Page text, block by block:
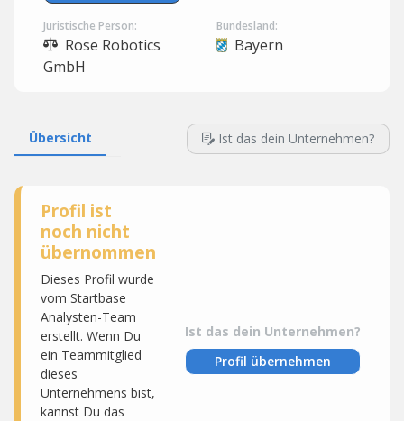
Juristische Person:
Rose Robotics
GmbH
Bundesland:
Bayern
Übersicht Ist das dein Unternehmen?
Profil ist
noch nicht
übernommen
Dieses Profil wurde
vom Startbase
Analysten-Team
erstellt. Wenn Du
ein Teammitglied
dieses
Unternehmens bist,
kannst Du das
Ist das dein Unternehmen?
Profil übernehmen